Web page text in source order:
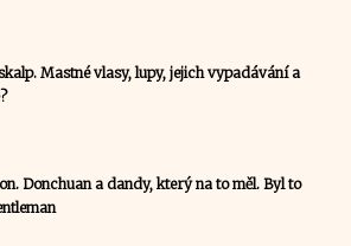
Mastné vlasy, lupy, jejich vypadávání a
Donchuan a dandy, který na to měl. Byl to